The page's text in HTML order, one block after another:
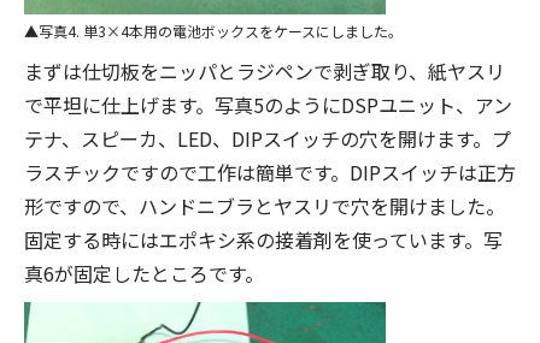
写真4. 単3×4本用の電池ボックスをケースにしました。
まずは仕切板をニッパとラジペンで剥ぎ取り、紙ヤスリ
で平坦に仕上げます。写真5のようにDSPユニット、アン
テナ、スピーカ、LED、DIPスイッチの穴を開けます。プ
ラスチックですので工作は簡単です。DIPスイッチは正方
形ですので、ハンドニブラとヤスリで穴を開けました。
固定する時にはエポキシ系の接着剤を使っています。写
真6が固定したところです。